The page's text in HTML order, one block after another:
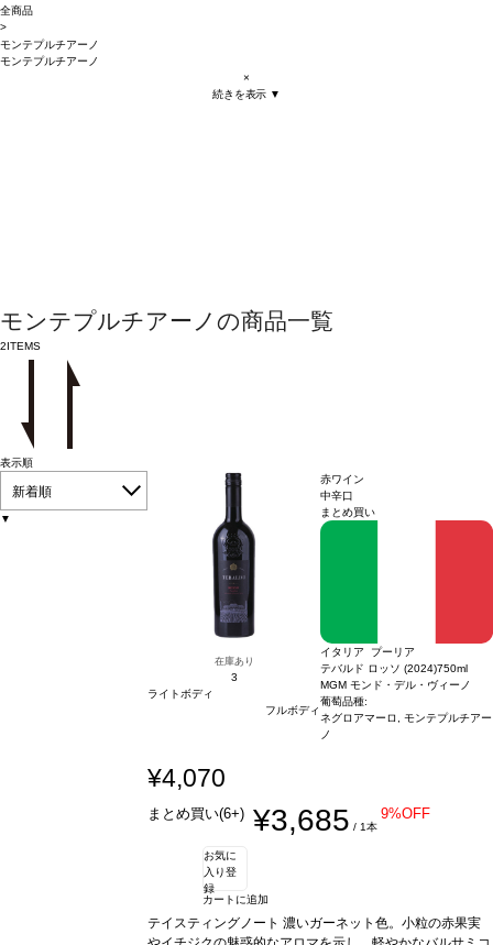
全商品
>
モンテプルチアーノ
モンテプルチアーノ
×
続きを表示 ▼
モンテプルチアーノの商品一覧
2ITEMS
表示順
新着順
▼
在庫あり
3
ライトボディ
フルボディ
赤ワイン
中辛口
まとめ買い
イタリア プーリア
テバルド ロッソ (2024)750ml
MGM モンド・デル・ヴィーノ
葡萄品種:
ネグロアマーロ, モンテプルチアー
ノ
¥4,070
まとめ買い(6+) ¥3,685 / 1本
9%OFF
お気に
入り登
録
カートに追加
テイスティングノート濃いガーネット色。小粒の赤果実